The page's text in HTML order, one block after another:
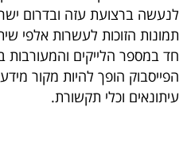
פרסמו
באייס
עקבו
אחרינו:
לנעשה ברצועת עזה ובדרום
תמונות הזוכות לעשרות אלפי
חד במספר הלייקים והמעורבות
הפייסבוק הופך להיות מקור מידע
עיתונאים וכלי תקשורת.